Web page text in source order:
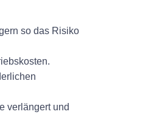
so das Risiko
verlängert und